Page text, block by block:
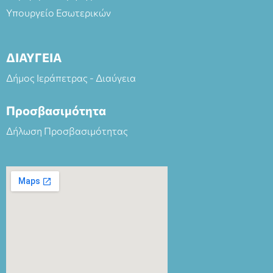
Υπουργείο Εσωτερικών
ΔΙΑΥΓΕΙΑ
Δήμος Ιεράπετρας - Διαύγεια
Προσβασιμότητα
Δήλωση Προσβασιμότητας